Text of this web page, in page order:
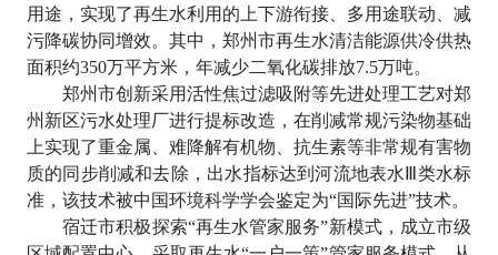
用途，实现了再生水利用的上下游衔接、多用途联动、减
污降碳协同增效。其中，郑州市再生水清洁能源供冷供热
面积约350万平方米，年减少二氧化碳排放7.5万吨。
郑州市创新采用活性焦过滤吸附等先进处理工艺对郑
州新区污水处理厂进行提标改造，在削减常规污染物基础
上实现了重金属、难降解有机物、抗生素等非常规有害物
质的同步削减和去除，出水指标达到河流地表水
类水标
准，该技术被中国环境科学学会鉴定为“国际先进”技术。
宿迁市积极探索“再生水管家服务”新模式，成立市级